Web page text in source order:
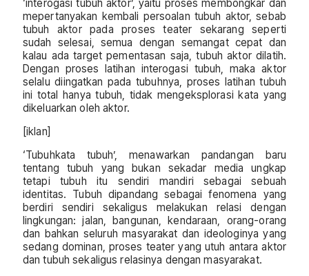
‘interogasi tubuh aktor’, yaitu proses membongkar dan
mepertanyakan kembali persoalan tubuh aktor, sebab
tubuh aktor pada proses teater sekarang seperti
sudah selesai, semua dengan semangat cepat dan
kalau ada target pementasan saja, tubuh aktor dilatih.
Dengan proses latihan interogasi tubuh, maka aktor
selalu diingatkan pada tubuhnya, proses latihan tubuh
ini total hanya tubuh, tidak mengeksplorasi kata yang
dikeluarkan oleh aktor.
[iklan]
‘Tubuhkata tubuh’, menawarkan pandangan baru
tentang tubuh yang bukan sekadar media ungkap
tetapi tubuh itu sendiri mandiri sebagai sebuah
identitas. Tubuh dipandang sebagai fenomena yang
berdiri sendiri sekaligus melakukan relasi dengan
lingkungan: jalan, bangunan, kendaraan, orang-orang
dan bahkan seluruh masyarakat dan ideologinya yang
sedang dominan, proses teater yang utuh antara aktor
dan tubuh sekaligus relasinya dengan masyarakat.